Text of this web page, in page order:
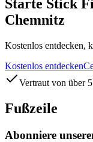
Starte Stick
Chemnitz
Kostenlos entdecken,
Kostenlos entdecken
Vertraut von über
Fußzeile
Abonniere